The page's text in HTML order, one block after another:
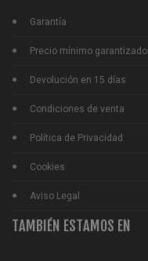
Garantía
Precio mínimo garantizado
Devolución en 15 días
Condiciones de venta
Política de Privacidad
Cookies
Aviso Legal
TAMBIÉN ESTAMOS EN